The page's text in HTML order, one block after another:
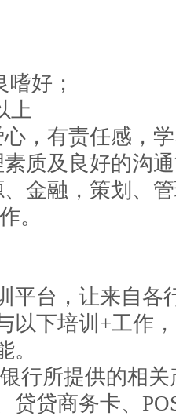
好；
上
，有责任感，
质及良好的沟
金融，策划、
。
平台，让来自各
以下培训+工作
行所提供的相
贷贷商务卡、